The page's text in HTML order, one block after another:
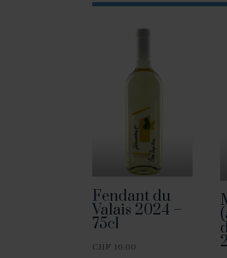
Fendant du
Valais 2024 –
75cl
CHF 16.00